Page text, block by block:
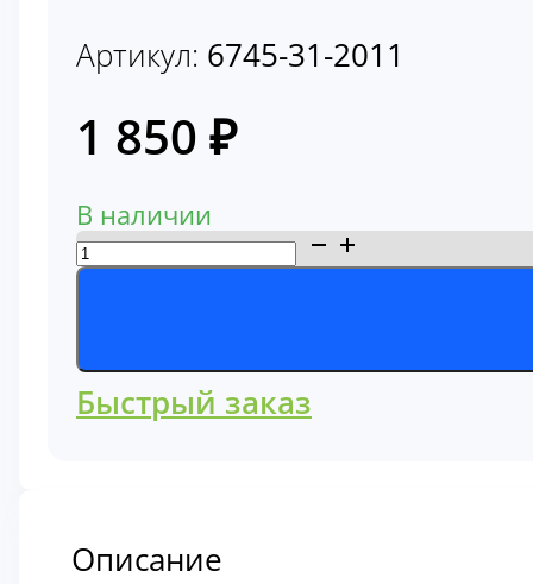
Артикул: 6745-31-2011
1 850 ₽
В наличии
Количество
товара
поршневые
Komatsu
(6745-
Быстрый заказ
Описание